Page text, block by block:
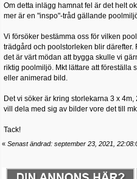
Om detta inlägg hamnat fel är det helt
mer är en "inspo"-tråd gällande
Vi försöker bestämma oss för vilken
trädgård och poolstorleken blir därefter.
det är värt mödan att bygga skulle vi
riktig poolmiljö. Mkt lättare att föreställa
eller animerad bild.
Det vi söker är kring storlekarna 3 x
vill dela med sig av bilder vore det till
Tack!
« Senast ändrad: september 23, 2021,